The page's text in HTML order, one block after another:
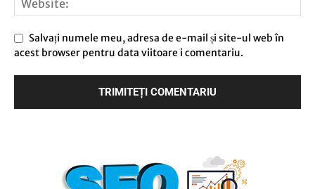
Salvați numele meu, adresa de e-mail și site-ul web în
acest browser pentru data viitoare i comentariu.